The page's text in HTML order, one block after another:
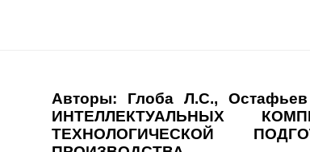
Авторы: Глоба Л.С.,
ИНТЕЛЛЕКТУАЛЬНЫХ
ТЕХНОЛОГИЧЕСКОЙ